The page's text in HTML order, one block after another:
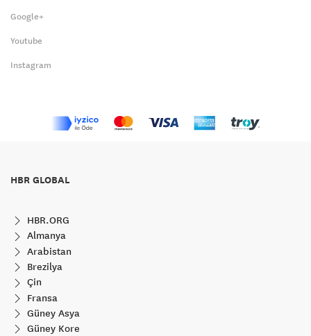
Google+
Youtube
Instagram
HBR GLOBAL
HBR.ORG
Almanya
Arabistan
Brezilya
Çin
Fransa
Güney Asya
Güney Kore